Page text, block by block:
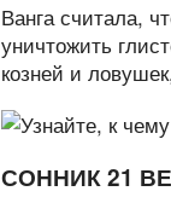
Ванга считала,
уничтожить
козней и
СОННИК 21